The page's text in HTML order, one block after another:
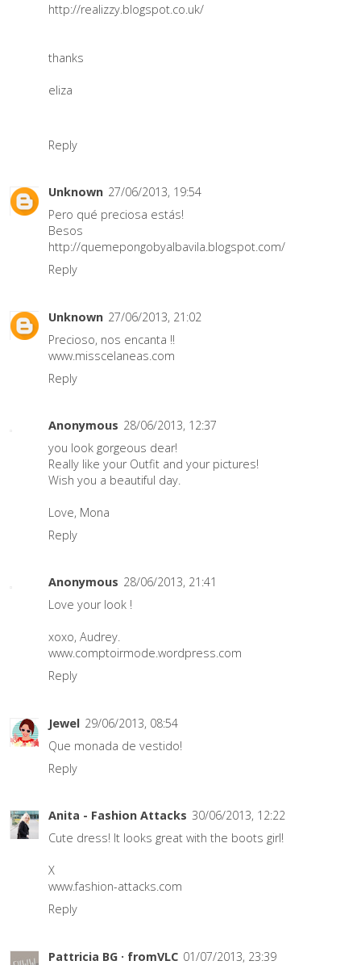
http://realizzy.blogspot.co.uk/
thanks
eliza
Reply
Unknown 27/06/2013, 19:54
Pero qué preciosa estás!
Besos
http://quemepongobyalbavila.blogspot.com/
Reply
Unknown 27/06/2013, 21:02
Precioso, nos encanta !!
www.misscelaneas.com
Reply
Anonymous 28/06/2013, 12:37
you look gorgeous dear!
Really like your Outfit and your pictures!
Wish you a beautiful day.
Love, Mona
Reply
Anonymous 28/06/2013, 21:41
Love your look !
xoxo, Audrey.
www.comptoirmode.wordpress.com
Reply
Jewel 29/06/2013, 08:54
Que monada de vestido!
Reply
Anita - Fashion Attacks 30/06/2013, 12:22
Cute dress! It looks great with the boots girl!
X
www.fashion-attacks.com
Reply
Pattricia BG · fromVLC 01/07/2013, 23:39